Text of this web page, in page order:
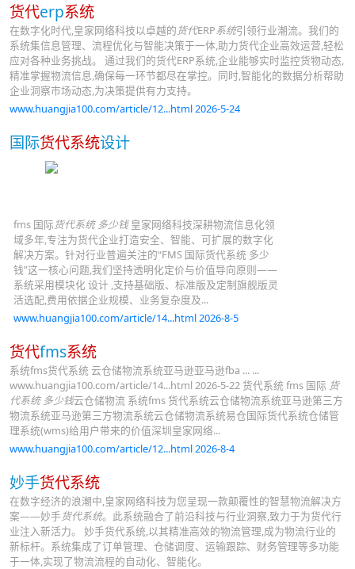
货代erp系统
在数字化时代,皇家网络科技以卓越的 货代ERP系统引领行业潮流。我们的
系统集信息管理、流程优化与智能决策于一体,助力货代企业高效运营,轻松
应对各种业务挑战。 通过我们的货代ERP系统,企业能够实时监控货物动态,
精准掌握物流信息,确保每一环节都尽在掌控。同时,智能化的数据分析帮助
企业洞察市场动态,为决策提供有力支持。
www.huangjia100.com/article/12...html 2026-5-24
国际货代系统设计
fms 国际 货代系统 多少钱皇家网络科技深耕物流信息化领
域多年,专注为货代企业打造安全、智能、可扩展的数字化
解决方案。针对行业普遍关注的“FMS 国际货代系统 多少
钱”这一核心问题,我们坚持透明化定价与价值导向原则——
系统采用模块化 设计 ,支持基础版、标准版及定制旗舰版灵
活选配,费用依据企业规模、业务复杂度及...
www.huangjia100.com/article/14...html 2026-8-5
货代fms系统
系统fms货代系统 云仓储物流系统亚马逊亚马逊fba ... ...
www.huangjia100.com/article/14...html 2026-5-22 货代系统 fms 国际 货
代系统 多少钱云仓储物流 系统fms 货代系统云仓储物流系统亚马逊第三方
物流系统亚马逊第三方物流系统云仓储物流系统易仓国际货代系统仓储管
理系统(wms)给用户带来的价值深圳皇家网络...
www.huangjia100.com/article/12...html 2026-8-4
妙手货代系统
在数字经济的浪潮中,皇家网络科技为您呈现一款颠覆性的智慧物流解决方
案——妙手 货代系统。此系统融合了前沿科技与行业洞察,致力于为货代行
业注入新活力。 妙手货代系统,以其精准高效的物流管理,成为物流行业的
新标杆。系统集成了订单管理、仓储调度、运输跟踪、财务管理等多功能
于一体,实现了物流流程的自动化、智能化。